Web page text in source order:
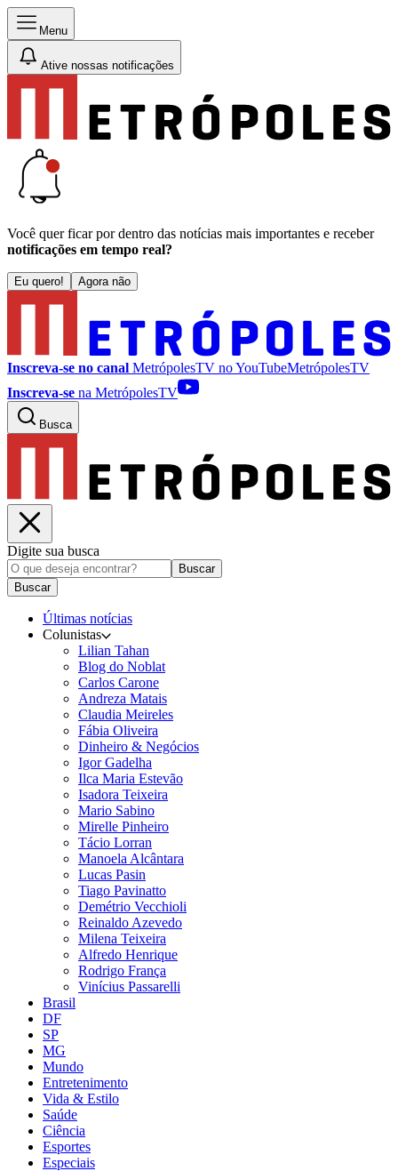
Menu
Ative nossas notificações
Você quer ficar por dentro das notícias mais importantes e receber
notificações em tempo real?
Eu quero! Agora não
Inscreva-se no canal MetrópolesTV noYouTubeMetrópolesTV
Inscreva-se na MetrópolesTV
Busca
Digite sua busca
Buscar
Buscar
Últimas notícias
Colunistas
Lilian Tahan
Blog do Noblat
Carlos Carone
Andreza Matais
Claudia Meireles
Fábia Oliveira
Dinheiro & Negócios
Igor Gadelha
Ilca Maria Estevão
Isadora Teixeira
Mario Sabino
Mirelle Pinheiro
Tácio Lorran
Manoela Alcântara
Lucas Pasin
Tiago Pavinatto
Demétrio Vecchioli
Reinaldo Azevedo
Milena Teixeira
Alfredo Henrique
Rodrigo França
Vinícius Passarelli
Brasil
DF
SP
MG
Mundo
Entretenimento
Vida & Estilo
Saúde
Ciência
Esportes
Especiais